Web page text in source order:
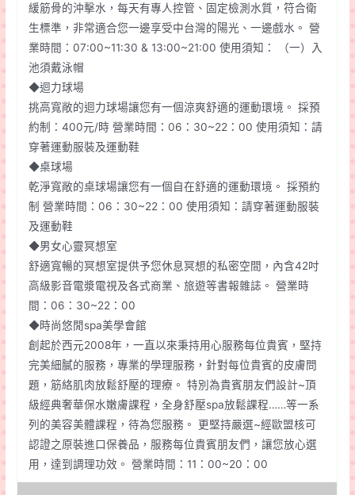
緩筋骨的沖擊水，每天有專人控管、固定檢測水質，符合衛
生標準，非常適合您一邊享受中台灣的陽光、一邊戲水。 營
業時間：07:00~11:30 & 13:00~21:00 使用須知： （一）入
池須戴泳帽
◆迴力球場
挑高寬敞的迴力球場讓您有一個涼爽舒適的運動環境。 採預
約制：400元/時 營業時間：06：30~22：00 使用須知：請
穿著運動服裝及運動鞋
◆桌球場
乾淨寬敞的桌球場讓您有一個自在舒適的運動環境。 採預約
制 營業時間：06：30~22：00 使用須知：請穿著運動服裝
及運動鞋
◆男女心靈冥想室
舒適寬暢的冥想室提供予您休息冥想的私密空間，內含42吋
高級影音電漿電視及各式商業、旅遊等書報雜誌。 營業時
間：06：30~22：00
◆時尚悠閒spa美學會館
創起於西元2008年，一直以來秉持用心服務每位貴賓，堅持
完美細膩的服務，專業的學理服務，針對每位貴賓的皮膚問
題，筋絡肌肉放鬆舒壓的理療。 特別為貴賓朋友們設計~頂
級經典奢華保水嫩膚課程，全身舒壓spa放鬆課程……等一系
列的美容美體課程，待為您服務。 更堅持嚴選~經歐盟核可
認證之原裝進口保養品，服務每位貴賓朋友們，讓您放心選
用，達到調理功效。 營業時間：11：00~20：00